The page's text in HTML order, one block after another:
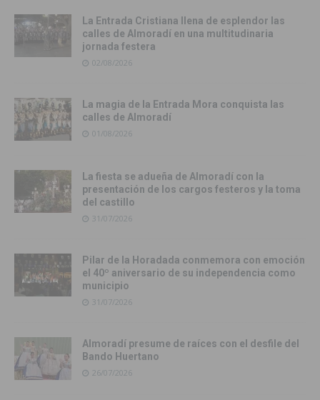
La Entrada Cristiana llena de esplendor las
calles de Almoradí en una multitudinaria
jornada festera
02/08/2026
La magia de la Entrada Mora conquista las
calles de Almoradí
01/08/2026
La fiesta se adueña de Almoradí con la
presentación de los cargos festeros y la toma
del castillo
31/07/2026
Pilar de la Horadada conmemora con emoción
el 40º aniversario de su independencia como
municipio
31/07/2026
Almoradí presume de raíces con el desfile del
Bando Huertano
26/07/2026